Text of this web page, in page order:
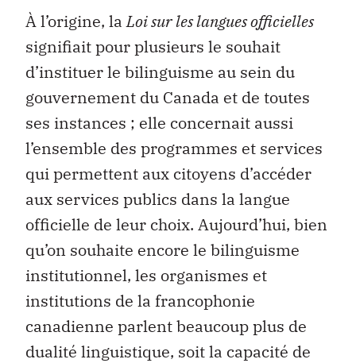
À l’origine, laLoi sur les langues officielles
signifiait pour plusieurs le souhait
d’instituer le bilinguisme au sein du
gouvernement du Canada et de toutes
ses instances ; elle concernait aussi
l’ensemble des programmes et services
qui permettent aux citoyens d’accéder
aux services publics dans la langue
officielle de leur choix. Aujourd’hui, bien
qu’on souhaite encore le bilinguisme
institutionnel, les organismes et
institutions de la francophonie
canadienne parlent beaucoup plus de
dualité linguistique, soit la capacité de